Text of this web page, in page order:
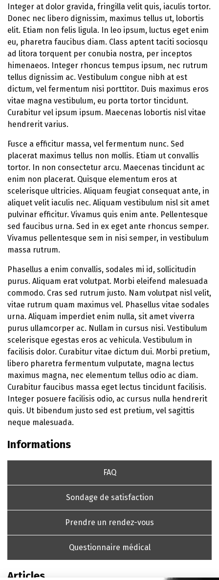
Integer at dolor gravida, fringilla velit quis, iaculis tortor.
Donec nec libero dignissim, maximus tellus ut, lobortis
elit. Etiam non felis ligula. In leo ipsum, luctus eget enim
eu, pharetra faucibus diam. Class aptent taciti sociosqu
ad litora torquent per conubia nostra, per inceptos
himenaeos. Integer rhoncus tempus ipsum, nec rutrum
tellus dignissim ac. Vestibulum congue nibh at est
dictum, vel fermentum nisi porttitor. Duis maximus eros
vitae magna vestibulum, eu porta tortor tincidunt.
Curabitur vel ipsum ipsum. Maecenas lobortis nisl vitae
hendrerit varius.
Fusce a efficitur massa, vel fermentum nunc. Sed
placerat maximus tellus non mollis. Etiam ut convallis
tortor. In non consectetur arcu. Maecenas tincidunt ac
enim non placerat. Quisque elementum eros at
scelerisque ultricies. Aliquam feugiat consequat ante, in
aliquet velit iaculis nec. Aliquam vestibulum nisl sit amet
pulvinar efficitur. Vivamus quis enim ante. Pellentesque
sed faucibus urna. Sed in ex eget ante rhoncus semper.
Vivamus pellentesque sem in nisi semper, in vestibulum
massa rutrum.
Phasellus a enim convallis, sodales mi id, sollicitudin
purus. Aliquam erat volutpat. Morbi eleifend malesuada
commodo. Cras sed rutrum justo. Nam volutpat nisl velit,
vitae rutrum quam maximus vel. Phasellus vitae sodales
urna. Aliquam imperdiet enim nulla, sit amet viverra
purus ullamcorper ac. Nullam in cursus nisi. Vestibulum
scelerisque egestas eros ac vehicula. Vestibulum in
facilisis dolor. Curabitur vitae dictum dui. Morbi pretium,
libero pharetra fermentum vulputate, magna lectus
maximus magna, nec elementum tellus odio ac diam.
Curabitur faucibus massa eget lectus tincidunt facilisis.
Integer posuere facilisis odio, ac cursus nulla hendrerit
quis. Ut bibendum justo sed est pretium, vel sagittis
neque malesuada.
Informations
FAQ
Sondage de satisfaction
Prendre un rendez-vous
Questionnaire médical
Articles